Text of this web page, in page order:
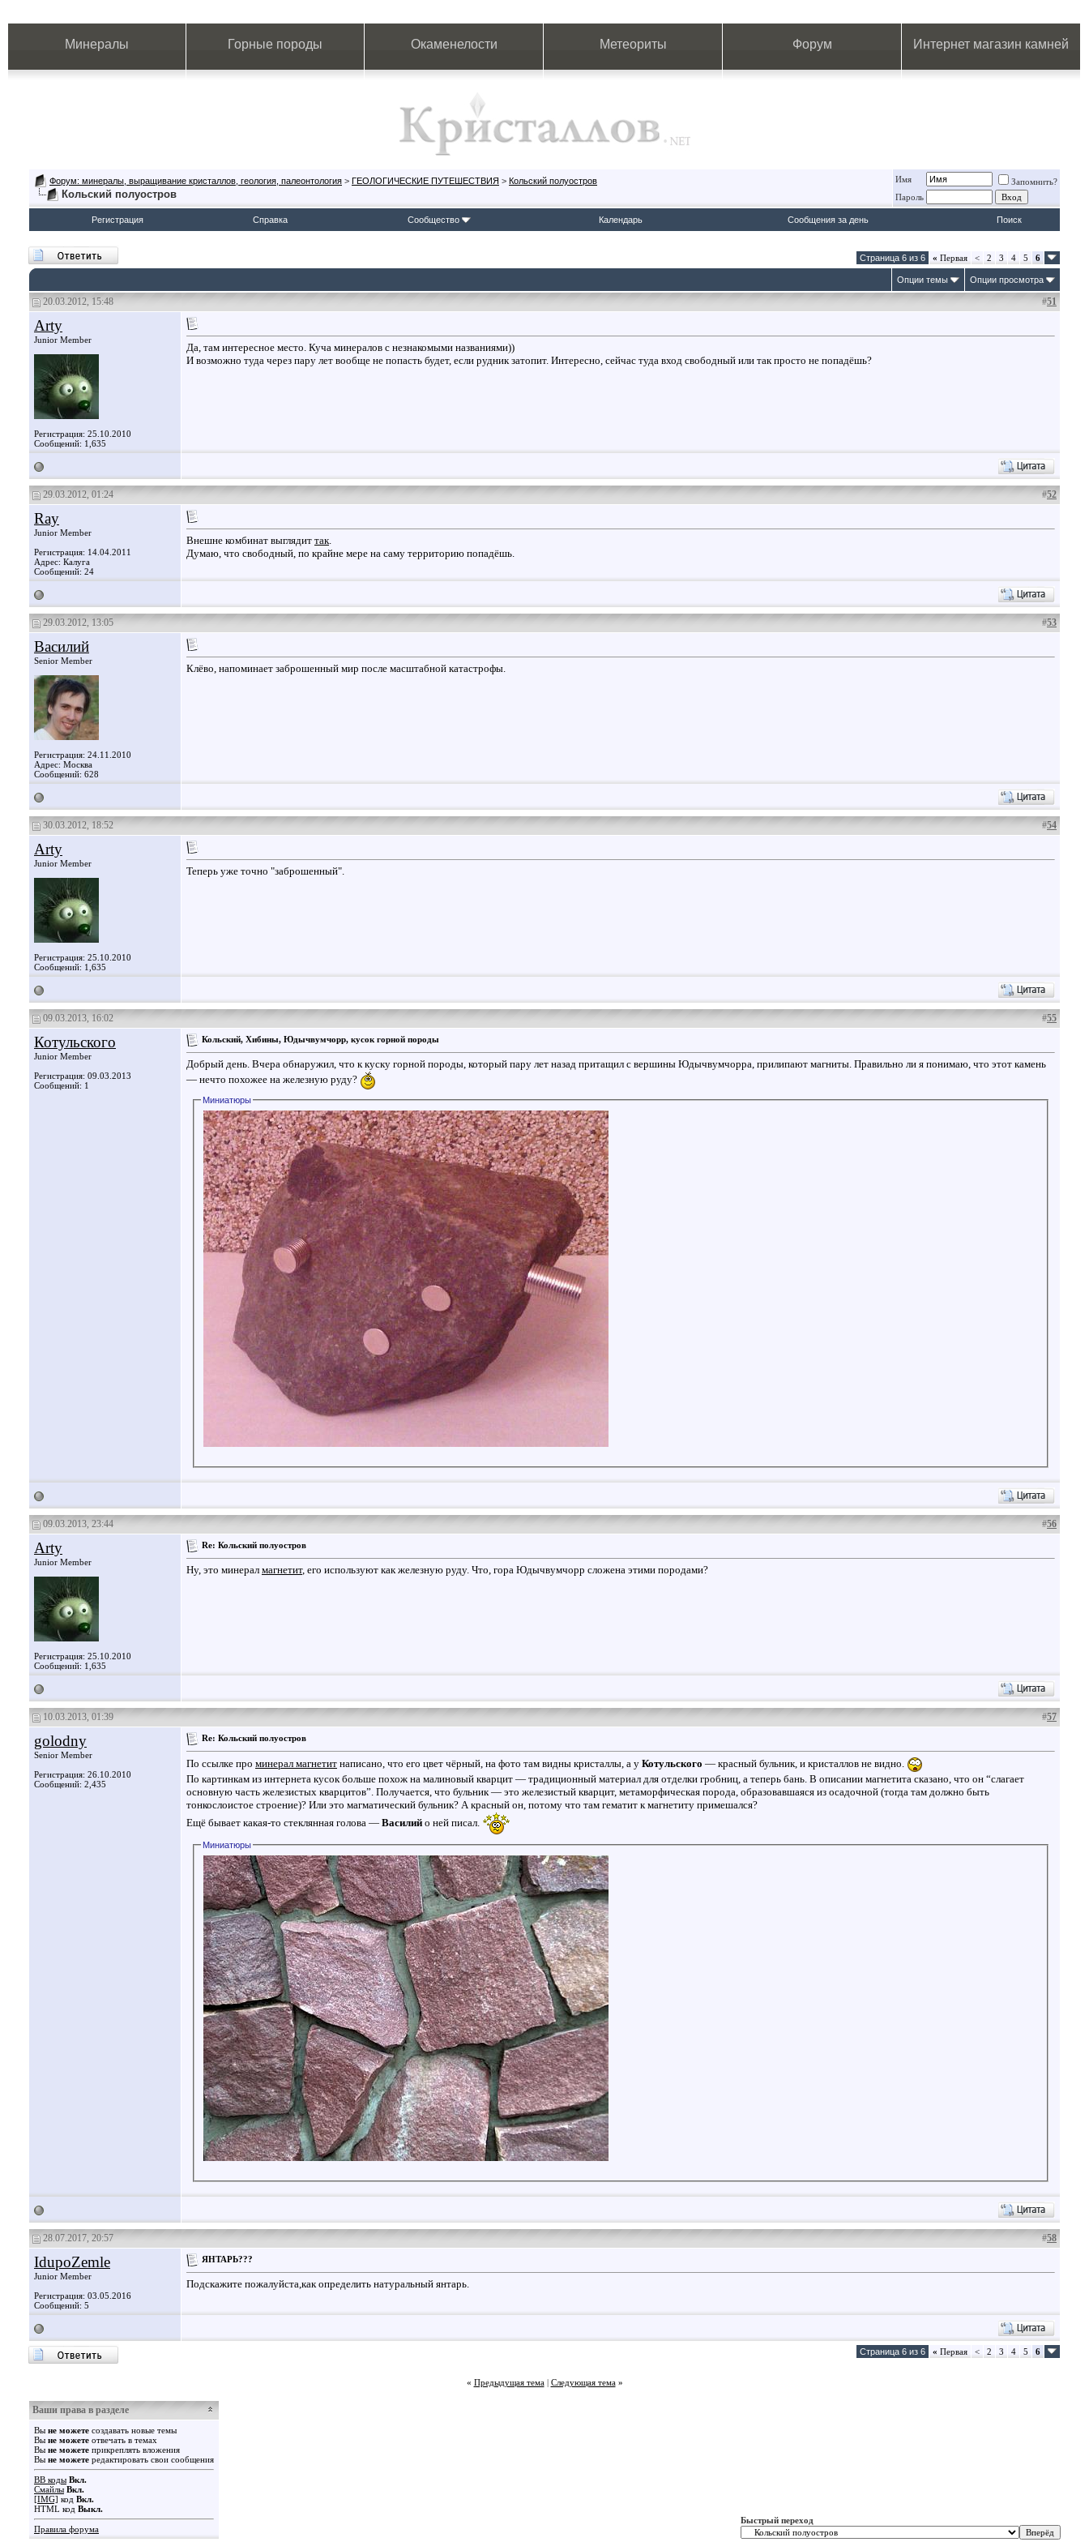
Минералы Горные породы Окаменелости Метеориты Форум Интернет магазин камней
Форум: минералы, выращивание кристаллов, геология, палеонтология > ГЕОЛОГИЧЕСКИЕ ПУТЕШЕСТВИЯ > Кольский полуостров
Кольский полуостров
Имя
Запомнить?
Пароль
Регистрация Справка Сообщество Календарь Сообщения за день Поиск
Страница 6 из 6 « Первая < 2 3 4 5 6
Опции темы Опции просмотра
20.03.2012, 15:48 #51
Arty
Junior Member
Регистрация: 25.10.2010
Сообщений: 1,635
Да, там интересное место. Куча минералов с незнакомыми названиями))
И возможно туда через пару лет вообще не попасть будет, если рудник затопит. Интересно, сейчас туда вход свободный или так просто не попадёшь?
29.03.2012, 01:24 #52
Ray
Junior Member
Регистрация: 14.04.2011
Адрес: Калуга
Сообщений: 24
Внешне комбинат выглядит так.
Думаю, что свободный, по крайне мере на саму территорию попадёшь.
29.03.2012, 13:05 #53
Василий
Senior Member
Регистрация: 24.11.2010
Адрес: Москва
Сообщений: 628
Клёво, напоминает заброшенный мир после масштабной катастрофы.
30.03.2012, 18:52 #54
Arty
Junior Member
Регистрация: 25.10.2010
Сообщений: 1,635
Теперь уже точно "заброшенный".
09.03.2013, 16:02 #55
Котульского
Junior Member
Регистрация: 09.03.2013
Сообщений: 1
Кольский, Хибины, Юдычвумчорр, кусок горной породы
Добрый день. Вчера обнаружил, что к куску горной породы, который пару лет назад притащил с вершины Юдычвумчорра, прилипают магниты. Правильно ли я понимаю, что этот камень
— нечто похожее на железную руду?
Миниатюры
09.03.2013, 23:44 #56
Arty
Junior Member
Регистрация: 25.10.2010
Сообщений: 1,635
Re: Кольский полуостров
Ну, это минерал магнетит, его используют как железную руду. Что, гора Юдычвумчорр сложена этими породами?
10.03.2013, 01:39 #57
golodny
Senior Member
Регистрация: 26.10.2010
Сообщений: 2,435
Re: Кольский полуостров
По ссылке про минерал магнетит написано, что его цвет чёрный, на фото там видны кристаллы, а у Котульского — красный бульник, и кристаллов не видно.
По картинкам из интернета кусок больше похож на малиновый кварцит — традиционный материал для отделки гробниц, а теперь бань. В описании магнетита сказано, что он “слагает
основную часть железистых кварцитов”. Получается, что бульник — это железистый кварцит, метаморфическая порода, образовавшаяся из осадочной (тогда там должно быть
тонкослоистое строение)? Или это магматический бульник? А красный он, потому что там гематит к магнетиту примешался?
Ещё бывает какая-то стеклянная голова — Василий о ней писал.
Миниатюры
28.07.2017, 20:57 #58
IdupoZemle
Junior Member
Регистрация: 03.05.2016
Сообщений: 5
ЯНТАРЬ???
Подскажите пожалуйста,как определить натуральный янтарь.
Страница 6 из 6 « Первая < 2 3 4 5 6
« Предыдущая тема| Следующая тема »
Ваши права в разделе
Вы не можете создавать новые темы
Вы не можете отвечать в темах
Вы не можете прикреплять вложения
Вы не можете редактировать свои сообщения
BB коды Вкл.
Смайлы Вкл.
[IMG] код Вкл.
HTML код Выкл.
Правила форума
Быстрый переход